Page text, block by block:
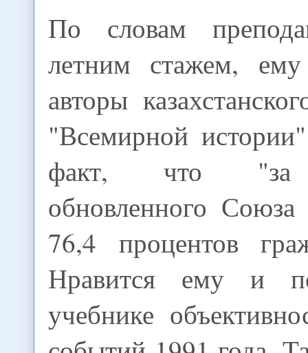
По словам
летним стажем,
авторы
"Всемирной
факт, что "за
обновленного Союза
76,4 процентов
Нравится ему и
учебнике